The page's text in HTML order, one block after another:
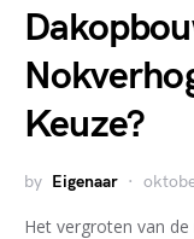
Keuze?
by Eigenaar
Het vergroten van